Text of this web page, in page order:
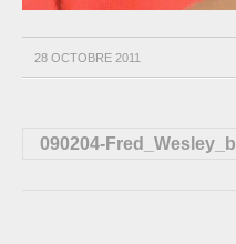
28 OCTOBRE 2011
090204-Fred_Wesley_b